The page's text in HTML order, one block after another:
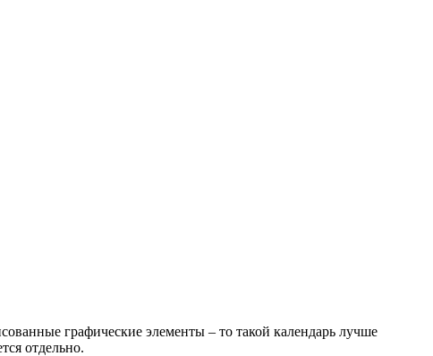
графические элементы – то такой календарь лучше
отдельно.